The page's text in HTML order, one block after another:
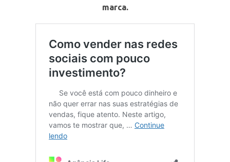
marca.